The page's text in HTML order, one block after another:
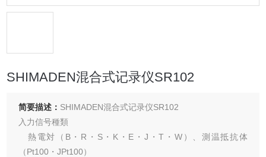
SHIMADEN混合式记录仪SR102
简要描述： SHIMADEN混合式记录仪SR102
入力信号種類
熱電対（B・R・S・K・E・J・T・W）、測温抵抗体
（Pt100・JPt100）